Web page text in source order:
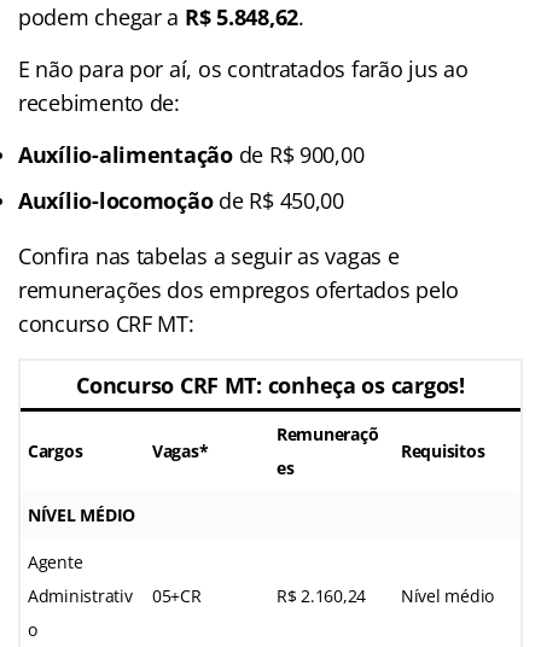
podem chegar a R$ 5.848,62.
E não para por aí, os contratados farão jus ao
recebimento de:
Auxílio-alimentaçãode R$ 900,00
Auxílio-locomoção de R$ 450,00
Confira nas tabelas a seguir as vagas e
remunerações dos empregos ofertados pelo
concurso CRF MT:
Concurso CRF MT: conheça os cargos!
Cargos Vagas*
Remuneraçõ
es
Requisitos
NÍVEL MÉDIO
Agente
Administrativ
o
05+CR R$ 2.160,24 Nível médio